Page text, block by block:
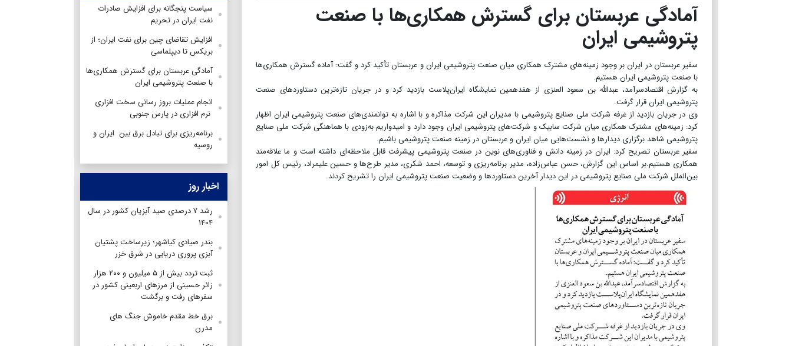
آمادگی عربستان برای گسترش همکاری‌ها با صنعت
پتروشیمی ایران
سفیر عربستان در ایران بر وجود زمینه‌های مشترک همکاری میان صنعت پتروشیمی ایران و عربستان تأکید کرد و گفت: آماده گسترش همکاری‌ها
با صنعت پتروشیمی ایران هستیم.
به گزارش اقتصادسرآمد، عبدالله بن سعود العنزی از هفدهمین نمایشگاه ایران‌پلاست بازدید کرد و در جریان تازه‌ترین دستاوردهای صنعت
پتروشیمی ایران قرار گرفت.
وی در جریان بازدید از غرفه شرکت ملی صنایع پتروشیمی با مدیران این شرکت مذاکره و با اشاره به توانمندی‌های صنعت پتروشیمی ایران اظهار
کرد: زمینه‌های مشترک همکاری میان شرکت سابیک و شرکت‌های پتروشیمی ایران وجود دارد و امیدواریم به‌زودی با هماهنگی شرکت ملی صنایع
پتروشیمی شاهد برگزاری دیدارها و نشست‌هایی میان ایران و عربستان در زمینه صنعت پتروشیمی باشیم.
سفیر عربستان تصریح کرد: ایران در زمینه دانش و فناوری‌های نوین در صنعت پتروشیمی پیشرفت قابل ملاحظه‌ای داشته است و ما علاقه‌مند
همکاری هستیم.بر اساس این گزارش، حسن عباس‌زاده، مدیر برنامه‌ریزی و توسعه، احمد شکری، مدیر طرح‌ها و حسین علیمراد، رئیس کل امور
بین‌الملل شرکت ملی صنایع پتروشیمی در این دیدار آخرین دستاوردها و وضعیت صنعت پتروشیمی ایران را تشریح کردند.
سیاست پنجگانه برای افزایش صادرات
نفت ایران در تحریم
افزایش تقاضای چین برای نفت ایران؛ از
بریکس تا دیپلماسی
آمادگی عربستان برای گسترش همکاری‌ها
با صنعت پتروشیمی ایران
انجام عملیات بروز رسانی سخت افزاری
نرم افزاری در پارس جنوبی
برنامه‌ریزی برای تبادل برق بین ایران و
روسیه
اخبار روز
رشد ۷ درصدی صید آبزیان کشور در سال
۱۴۰۴
بندر صیادی کیاشهر؛ زیرساخت پشتیان
آبزی پروری دریایی در شرق خزر
ثبت تردد بیش از ۵ میلیون و ۲۰۰ هزار
زائر حسینی از مرزهای اربعینی کشور در
سفرهای رفت و برگشت
برق خط مقدم خاموش جنگ های
مدرن